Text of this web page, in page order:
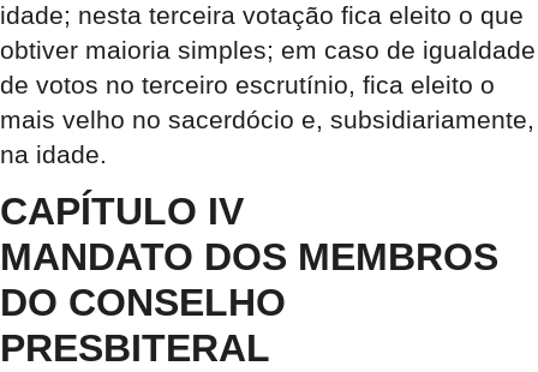
idade; nesta terceira votação fica eleito o que
obtiver maioria simples; em caso de igualdade
de votos no terceiro escrutínio, fica eleito o
mais velho no sacerdócio e, subsidiariamente,
na idade.
CAPÍTULO IV
MANDATO DOS MEMBROS
DO CONSELHO
PRESBITERAL